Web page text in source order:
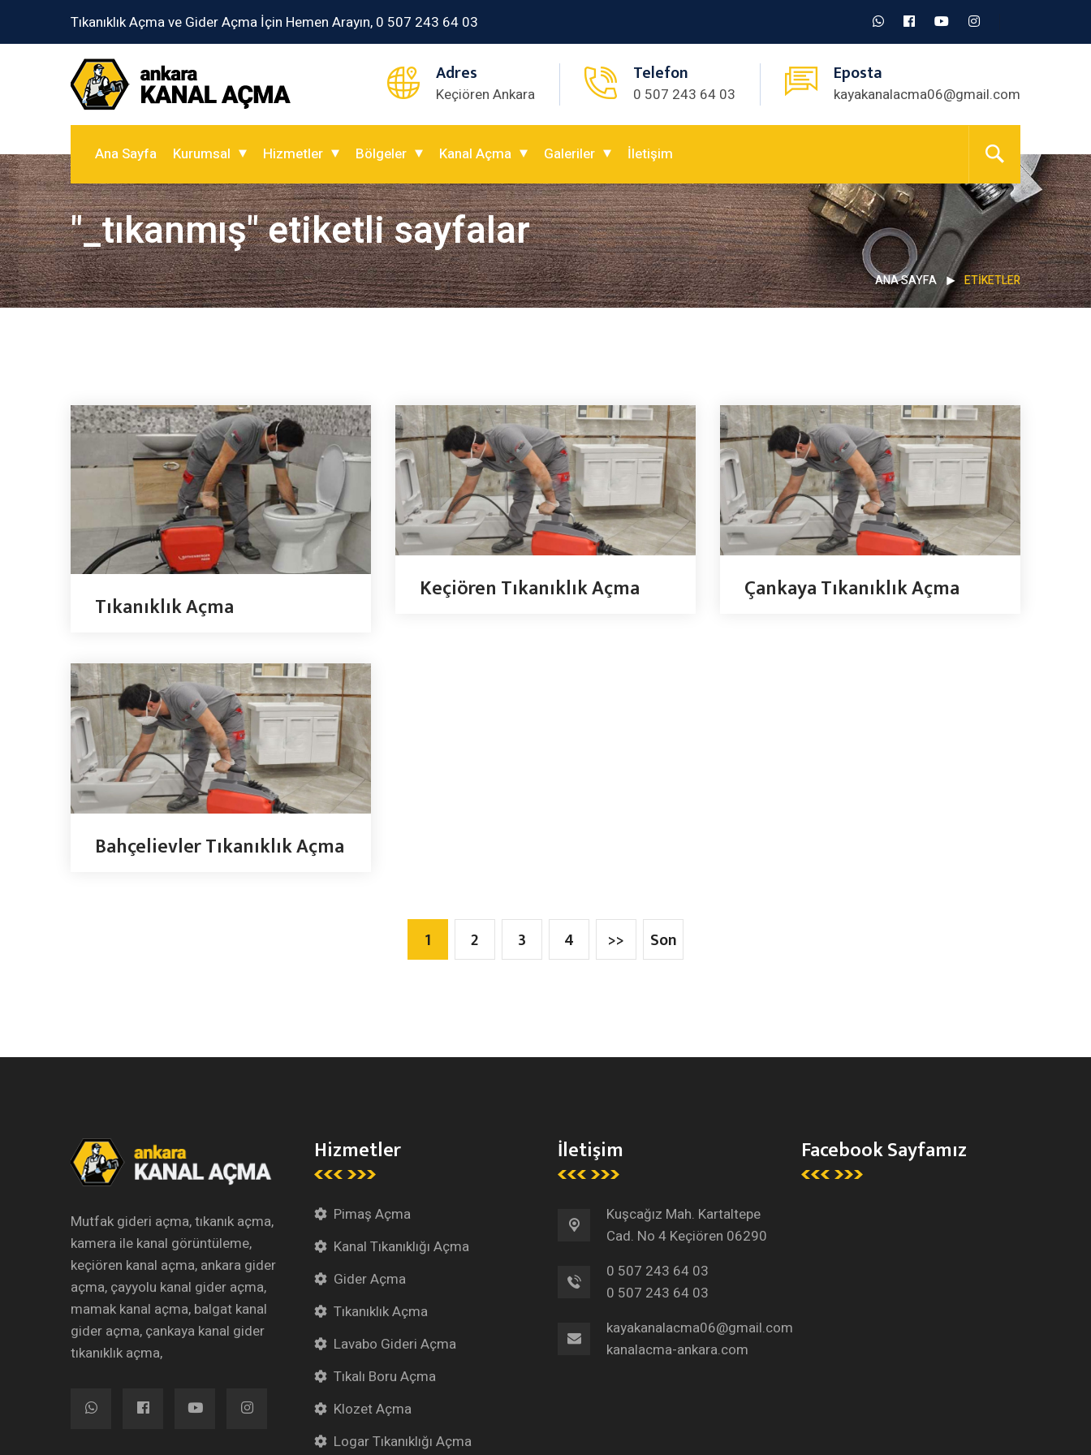
Tıkanıklık Açma ve Gider Açma İçin Hemen Arayın, 0 507 243 64 03
Adres
Keçiören Ankara
Telefon
0 507 243 64 03
Eposta
kayakanalacma06@gmail.com
Ana Sayfa Kurumsal Hizmetler Bölgeler Kanal Açma Galeriler İletişim
"_tıkanmış" etiketli sayfalar
ANA SAYFA ETIKETLER
Tıkanıklık Açma
Keçiören Tıkanıklık Açma Çankaya Tıkanıklık Açma
Bahçelievler Tıkanıklık Açma
1 2 3 4 >> Son
Mutfak gideri açma, tıkanık açma,
kamera ile kanal görüntüleme,
keçiören kanal açma, ankara gider
açma, çayyolu kanal gider açma,
mamak kanal açma, balgat kanal
gider açma, çankaya kanal gider
tıkanıklık açma,
Hizmetler
Pimaş Açma
Kanal Tıkanıklığı Açma
Gider Açma
Tıkanıklık Açma
Lavabo Gideri Açma
Tıkalı Boru Açma
Klozet Açma
Logar Tıkanıklığı Açma
İletişim
Kuşcağız Mah. Kartaltepe
Cad. No 4 Keçiören 06290
0 507 243 64 03
0 507 243 64 03
kayakanalacma06@gmail.com
kanalacma-ankara.com
Facebook Sayfamız